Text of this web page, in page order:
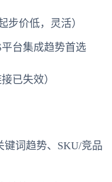
步价低，灵活）
平台集成趋势首选
已失效）
键词趋势、SKU/竞品